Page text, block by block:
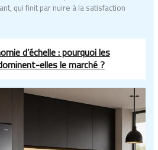
qui finit par nuire à la satisfaction
d’échelle : pourquoi les
elles le marché ?